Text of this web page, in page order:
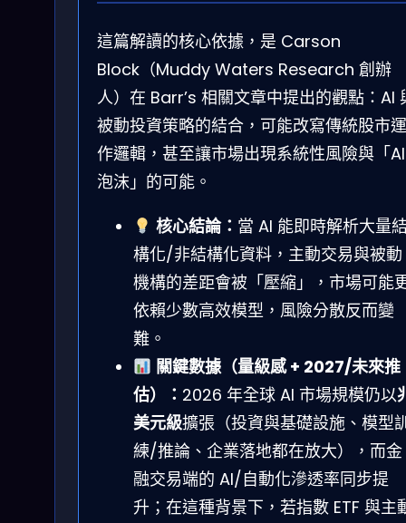
這篇解讀的核心依據，是 Carson
Block（Muddy Waters Research 創辦
人）在 Barr’s 相關文章中提出的觀點：AI
被動投資策略的結合，可能改寫傳統股市運
作邏輯，甚至讓市場出現系統性風險與「AI
泡沫」的可能。
核心結論： 當 AI 能即時解析大量
構化/非結構化資料，主動交易與被動
機構的差距會被「壓縮」，市場可能
依賴少數高效模型，風險分散反而變
難。
關鍵數據（量級感 + 2027/未來推
估）： 2026 年全球 AI 市場規模仍以
美元級擴張（投資與基礎設施、模型
練/推論、企業落地都在放大），而金
融交易端的 AI/自動化滲透率同步提
升；在這種背景下，若指數 ETF 與主